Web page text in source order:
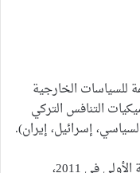
للسياسات الخارجية
التنافس التركي
إسرائيل، إيران).